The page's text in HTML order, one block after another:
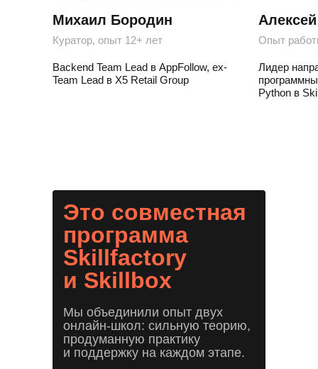
Михаил Бородин
Куратор, опыт 12+ лет
Backend Team Lead в AppFollow, ex-
Team Lead в X5 Retail Group
Опыт
Лидер
Python в
Это совместная
программа
Skillfactory
и Skillbox
Мы объединили опыт двух
онлайн-школ: сильную теорию,
продуманную практику
и поддержку на каждом этапе.